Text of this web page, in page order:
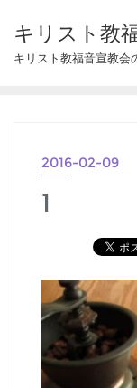
content
キリスト教
キリスト教福音宣教会
2016-02-09
1